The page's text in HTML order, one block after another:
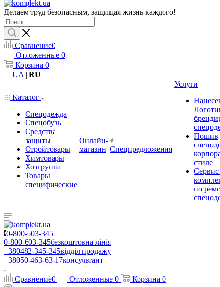
Делаем труд безопасным, защищая жизнь каждого!
Сравнение0
Отложенные 0
Корзина 0
UA | RU
Каталог
Спецодежда
Спецобувь
Средства
защиты
Стройтовары
Химтовары
Хозгруппа
Товары
специфические
Онлайн-
магазин Спецпредложения
Услуги
Пошив
стиле
по
0-800-603-345
0-800-603-345безкоштовна лінія
+380482-345-345відділ продажу
+38050-463-63-17консультант
Сравнение0 Отложенные 0 Корзина 0